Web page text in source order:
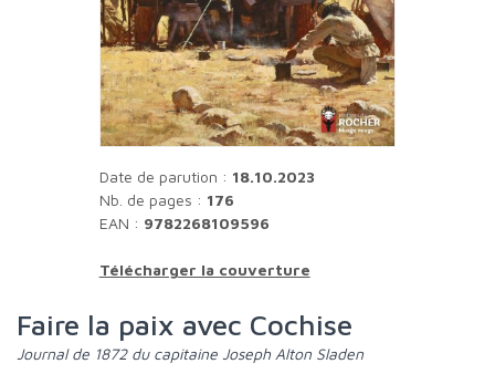
Date de parution : 18.10.2023
Nb. de pages : 176
EAN : 9782268109596
Télécharger la couverture
Faire la paix avec Cochise
Journal de 1872 du capitaine Joseph Alton Sladen